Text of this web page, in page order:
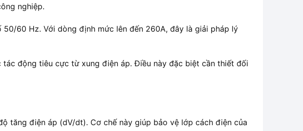
nghiệp.
60 Hz. Với dòng định mức lên đến 260A, đây là giải pháp lý
động tiêu cực từ xung điện áp. Điều này đặc biệt cần thiết đối
tăng điện áp (dV/dt). Cơ chế này giúp bảo vệ lớp cách điện của